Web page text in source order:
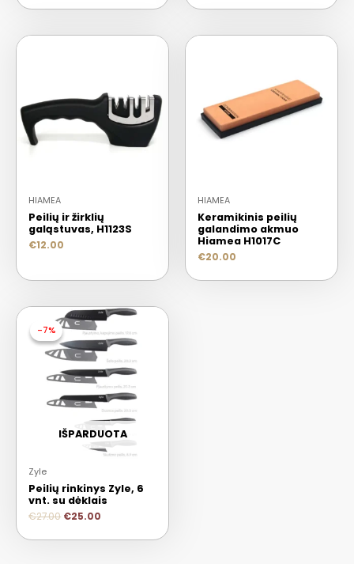
HIAMEA
Peilių ir žirklių
galąstuvas, H1123S
€12.00
HIAMEA
Keramikinis peilių
galandimo akmuo
Hiamea H1017C
€20.00
-7%
IŠPARDUOTA
-7%
Zyle
Peilių rinkinys Zyle, 6
vnt. su dėklais
€27.00 €25.00